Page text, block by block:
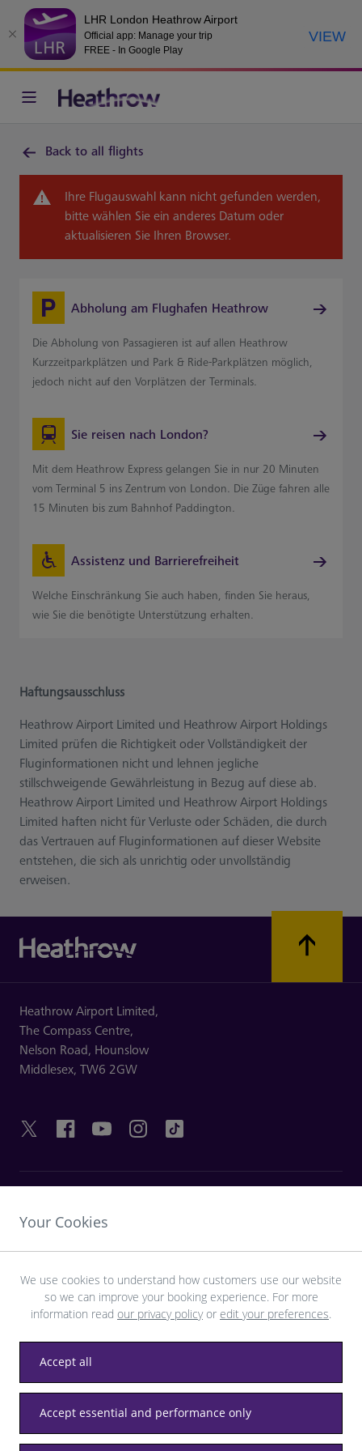
LHR London Heathrow Airport
Official app: Manage your trip
FREE - In Google Play
VIEW
Back to all flights
Ihre Flugauswahl kann nicht gefunden werden,
bitte wählen Sie ein anderes Datum oder
aktualisieren Sie Ihren Browser.
Abholung am Flughafen Heathrow
Die Abholung von Passagieren ist auf allen Heathrow
Kurzzeitparkplätzen und Park & Ride-Parkplätzen möglich,
jedoch nicht auf den Vorplätzen der Terminals.
Sie reisen nach London?
Mit dem Heathrow Express gelangen Sie in nur 20 Minuten
vom Terminal 5 ins Zentrum von London. Die Züge fahren alle
15 Minuten bis zum Bahnhof Paddington.
Assistenz und Barrierefreiheit
Welche Einschränkung Sie auch haben, finden Sie heraus,
wie Sie die benötigte Unterstützung erhalten.
Haftungsausschluss
Heathrow Airport Limited und Heathrow Airport Holdings
Limited prüfen die Richtigkeit oder Vollständigkeit der
Fluginformationen nicht und lehnen jegliche
stillschweigende Gewährleistung in Bezug auf diese ab.
Heathrow Airport Limited und Heathrow Airport Holdings
Limited haften nicht für Verluste oder Schäden, die durch
das Vertrauen auf Fluginformationen auf dieser Website
entstehen, die sich als unrichtig oder unvollständig
erweisen.
Heathrow Airport Limited,
The Compass Centre,
Nelson Road, Hounslow
Middlesex, TW6 2GW
Laden Sie die LHR-App herunter
Datenschutz Allgemeine Geschäftsbedingungen
Barrierefreiheit Seitenverzeichnis Heathrow-Bestimmungen
Your Cookies
We use cookies to understand how customers use our website
so we can improve your booking experience. For more
information read our privacy policyor edit your preferences.
Accept all
Accept essential and performance only